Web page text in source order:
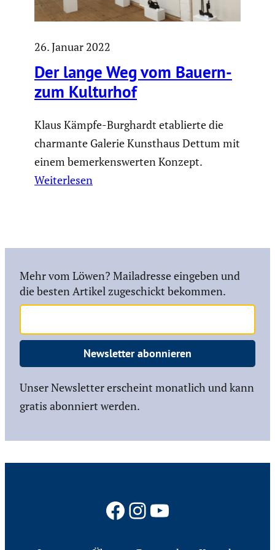
26. Januar 2022
Der lange Weg vom Bauern-
zum Kulturhof
Klaus Kämpfe-Burghardt etablierte die
charmante Galerie Kunsthaus Dettum mit
einem bemerkenswerten Konzept.
Weiterlesen
Mehr vom Löwen? Mailadresse eingeben und
die besten Artikel zugeschickt bekommen.
Newsletter abonnieren
Unser Newsletter erscheint monatlich und kann
gratis abonniert werden.
Facebook
Instagram
YouTube